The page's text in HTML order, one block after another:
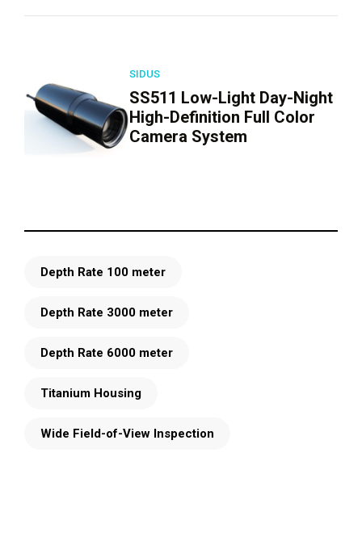
SIDUS
SS511 Low-Light Day-Night
High-Definition Full Color
Camera System
Depth Rate 100 meter
Depth Rate 3000 meter
Depth Rate 6000 meter
Titanium Housing
Wide Field-of-View Inspection